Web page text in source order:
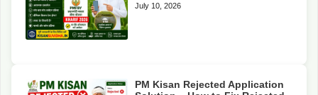
July 10, 2026
PM Kisan Rejected Application